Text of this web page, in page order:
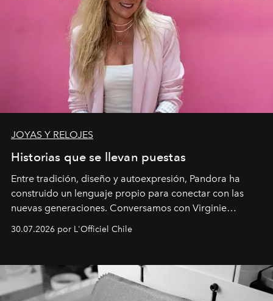
JOYAS Y RELOJES
Historias que se llevan puestas
Entre tradición, diseño y autoexpresión, Pandora ha
construido un lenguaje propio para conectar con las
nuevas generaciones. Conversamos con Virginie
Dubray, la responsable de marketing para
Latinoamérica, sobre identidad, cultura y el valor
30.07.2026 por L'Officiel Chile